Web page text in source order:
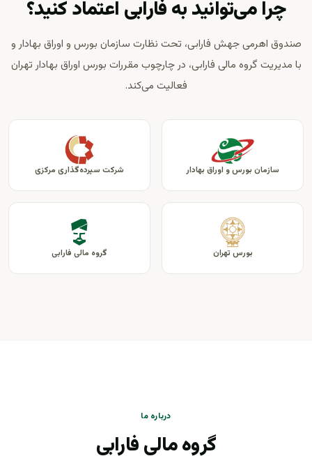
چرا می‌توانید به فارابی اعتماد کنید؟
صندوق اهرمی جهش فارابی، تحت نظارت سازمان بورس و اوراق بهادار و
با مدیریت گروه مالی فارابی، در چارچوب مقررات بورس اوراق بهادار تهران
فعالیت می‌کند.
سازمان بورس و اوراق بهادار شرکت سپرده‌گذاری مرکزی
بورس تهران گروه مالی فارابی
درباره ما
گروه مالی فارابی